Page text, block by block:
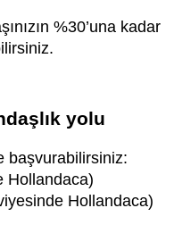
%30’una kadar
yolu
başvurabilirsiniz:
Hollandaca)
Hollandaca)